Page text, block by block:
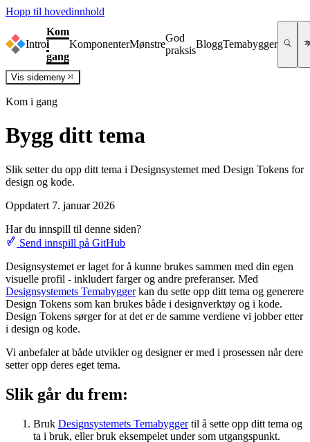
Hopp til hovedinnhold
Intro
Kom
i
gang
KomponenterMønstre
God
praksis
BloggTemabygger
Vis sidemeny
Kom i gang
Bygg ditt tema
Slik setter du opp ditt tema i Designsystemet med Design Tokens for
design og kode.
Oppdatert 7. januar 2026
Har du innspill til denne siden?
Send innspill på GitHub
Designsystemet er laget for å kunne brukes sammen med din egen
visuelle profil - inkludert farger og andre preferanser. Med
Designsystemets Temabyggerkan du sette opp ditt tema og generere
Design Tokens som kan brukes både i designverktøy og i kode.
Design Tokens sørger for at det er de samme verdiene vi jobber etter
i design og kode.
Vi anbefaler at både utvikler og designer er med i prosessen når dere
setter opp deres eget tema.
Slik går du frem:
Bruk Designsystemets Temabyggertil å sette opp ditt tema og
ta i bruk, eller bruk eksempelet under som utgangspunkt.